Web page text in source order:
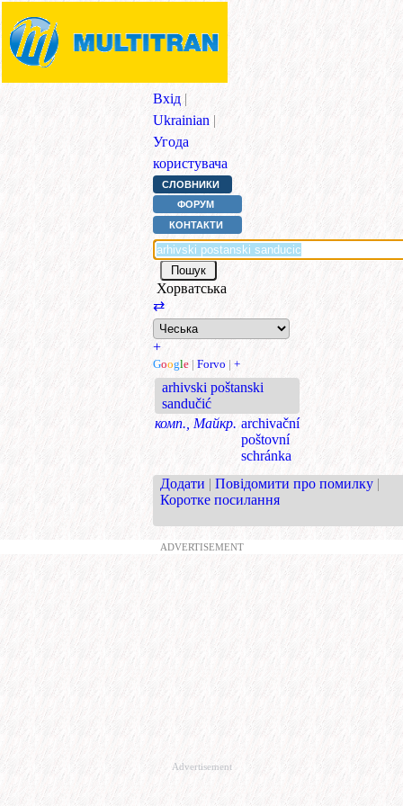
Вхід |
Ukrainian |
Угода
користувача
СЛОВНИКИ
ФОРУМ
КОНТАКТИ
Хорватська
⇄
+
Google | Forvo | +
arhivski poštanski
sandučić
комп., Майкр. archivační
poštovní
schránka
Додати | Повідомити про помилку |
Коротке посилання
ADVERTISEMENT
Advertisement